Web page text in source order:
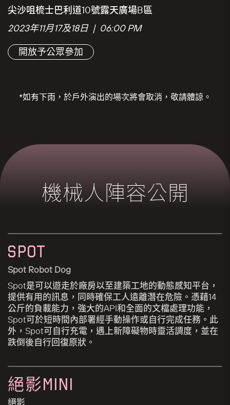
尖沙咀梳士巴利道10號露天廣場B區
2023年11月17及18日 | 06:00 PM
開放予公眾參加
*如有下雨，於戶外演出的場次將會取消，敬請體諒。
機械人陣容公開
SPOT
Spot Robot Dog
Spot是可以遊走於廠房以至建築工地的動態感知平台，
提供有用的訊息，同時確保工人遠離潛在危險。憑藉14
公斤的負載能力，強大的API和全面的文檔處理功能，
Spot可於短時間內部署經手動操作或自行完成任務。此
外，Spot可自行充電，遇上新障礙物時靈活調度，並在
跌倒後自行回復原狀。
絕影Mini
絕影